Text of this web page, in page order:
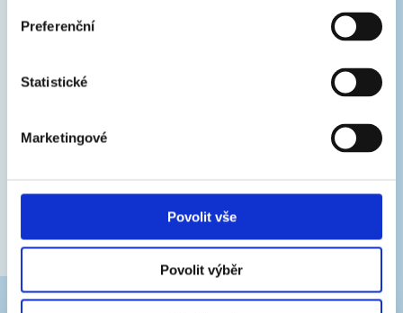
Preferenční
Statistické
Marketingové
Povolit vše
Povolit výběr
Newsletter
Dejte nám e-mail a my vám řekneme, jak na to.
E-
Vložením e-mailu souhlasíte sezpracováním osobních